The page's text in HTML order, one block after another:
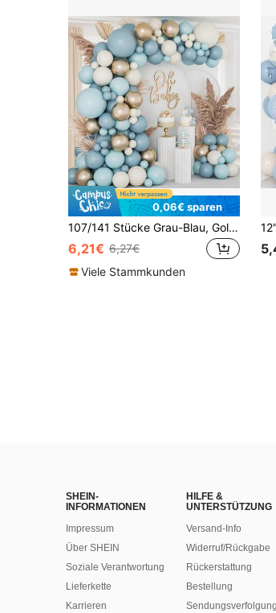
0,06€ sparen
107/141 Stücke Grau-Blau, Gold, Weiß und Hellblau Latex Ballon Girlande Bogen Set. Aluminiumfolie Glitzer Ballons sind geeignet für Babyparty, Badezimmer Dekoration, Hochzeiten, Geburtstagsfeiern und Schulanfang Dekoration
6,21€ 6,27€
Viele Stammkunden
SHEIN-
INFORMATIONEN
Impressum
Über SHEIN
Soziale Verantwortung
Lieferkette
Karrieren
HILFE &
UNTERSTÜTZUNG
Versand-Info
Widerruf/Rückgabe
Rückerstattung
Bestellung
Sendungsverfolgung